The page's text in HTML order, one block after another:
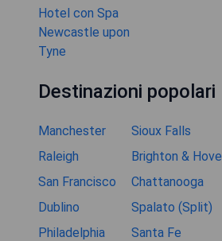
Hotel con Spa
Newcastle upon
Tyne
Destinazioni popolari
Manchester Sioux Falls
Raleigh
Brighton & Hove
San Francisco
Chattanooga
Dublino
Spalato (Split)
Philadelphia
Santa Fe